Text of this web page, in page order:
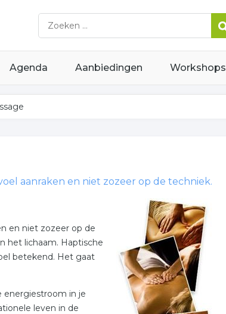
Agenda Aanbiedingen Workshops
aanraken en niet zozeer op de techniek.
en niet zozeer op de
het lichaam. Haptische
betekend. Het gaat
in je
leven in de